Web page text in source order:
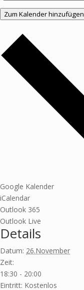
Zum Kalender hinzufügen
Google Kalender
iCalendar
Outlook 365
Outlook Live
Details
Datum: 26.November
Zeit:
18:30 - 20:00
Eintritt: Kostenlos